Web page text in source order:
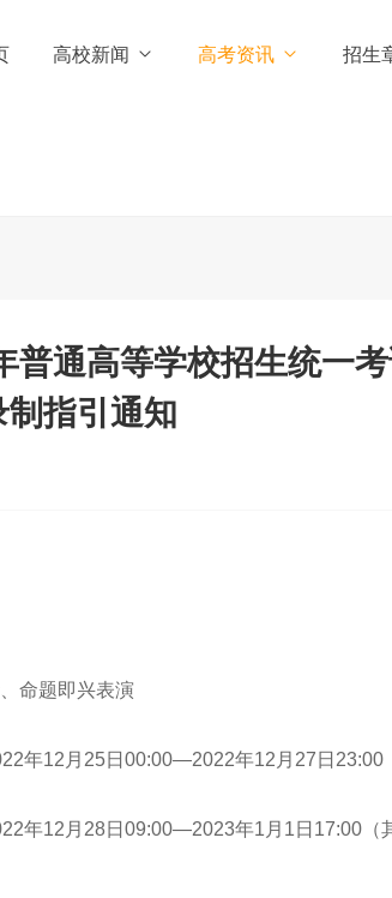
高校新闻 高考资讯 招生
普通高等学校招生统一
指引通知
命题即兴表演
年12月25日00:00—2022年12月27日23:00
12月28日09:00—2023年1月1日17:00（